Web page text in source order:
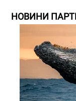
НОВИНИ